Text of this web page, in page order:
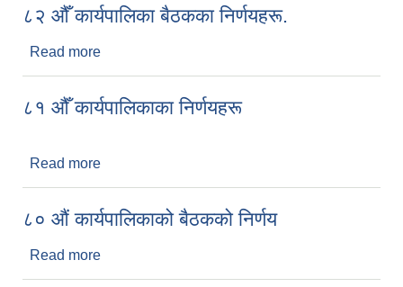
८२ औँ कार्यपालिका बैठकका निर्णयहरू.
Read more
८१ औँ कार्यपालिकाका निर्णयहरू
Read more
८० औं कार्यपालिकाको बैठकको निर्णय
Read more